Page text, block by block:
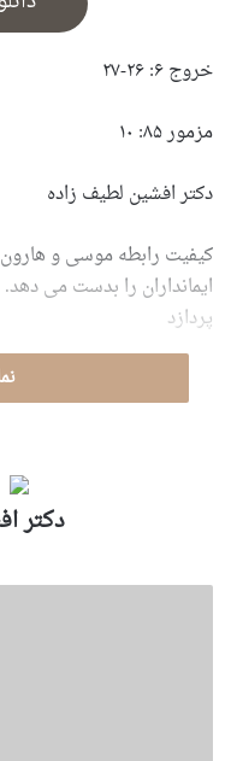
خروج ۶: ۲۶-۲۷
مزمور ۸۵: ۱۰
دکتر افشین لطیف زاده
کیفیت رابطه موسی و
ایمانداران را بدست می
پردازد
دكتر